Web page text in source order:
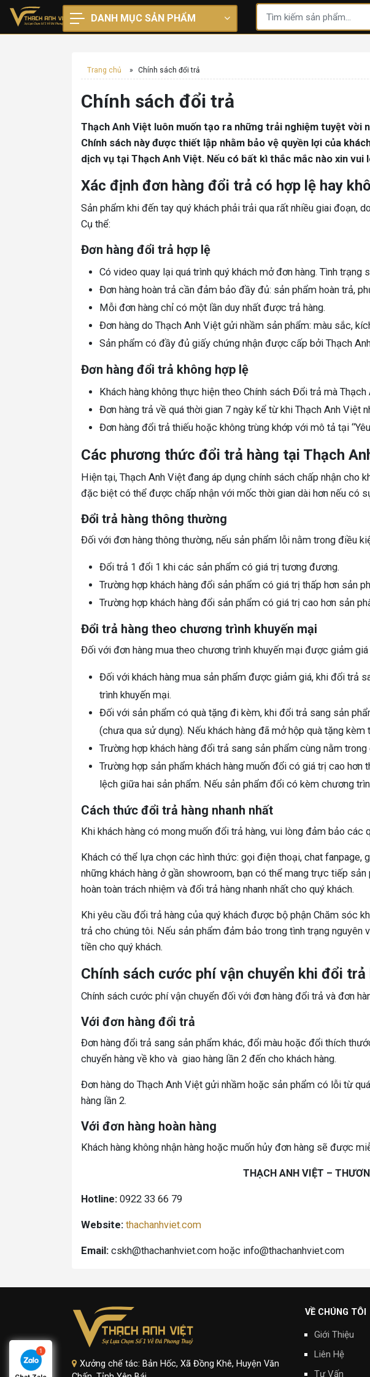
DANH MỤC SẢN PHẨM
Trang chủ » Chính sách đổi trả
Chính sách đổi trả
Thạch Anh Việt luôn muốn tạo ra những trải nghiệm tuyệt vời
Chính sách này được thiết lập nhằm bảo vệ quyền lợi của
dịch vụ tại Thạch Anh Việt. Nếu có bất kì thắc mắc nào xin
Xác định đơn hàng đổi trả có hợp lệ hay
Sản phẩm khi đến tay quý khách phải trải qua rất nhiều giai đoạn,
Cụ thể:
Đơn hàng đổi trả hợp lệ
Có video quay lại quá trình quý khách mở đơn hàng. Tình
Đơn hàng hoàn trả cần đảm bảo đầy đủ: sản phẩm hoàn trả,
Mỗi đơn hàng chỉ có một lần duy nhất được trả hàng.
Đơn hàng do Thạch Anh Việt gửi nhầm sản phẩm: màu sắc,
Sản phẩm có đầy đủ giấy chứng nhận được cấp bởi Thạch
Đơn hàng đổi trả không hợp lệ
Khách hàng không thực hiện theo Chính sách Đổi trả mà
Đơn hàng trả về quá thời gian 7 ngày kể từ khi Thạch Anh Việt
Đơn hàng đổi trả thiếu hoặc không trùng khớp với mô tả tại
Các phương thức đổi trả hàng tại Thạch
Hiện tại, Thạch Anh Việt đang áp dụng chính sách chấp nhận cho
đặc biệt có thể được chấp nhận với mốc thời gian dài hơn nếu có
Đổi trả hàng thông thường
Đối với đơn hàng thông thường, nếu sản phẩm lỗi nằm trong điều
Đổi trả 1 đổi 1 khi các sản phẩm có giá trị tương đương.
Trường hợp khách hàng đổi sản phẩm có giá trị thấp hơn sản
Trường hợp khách hàng đổi sản phẩm có giá trị cao hơn sản
Đổi trả hàng theo chương trình khuyến mại
Đối với đơn hàng mua theo chương trình khuyến mại được giảm
Đối với khách hàng mua sản phẩm được giảm giá, khi đổi trả
trình khuyến mại.
Đối với sản phẩm có quà tặng đi kèm, khi đổi trả sang sản
(chưa qua sử dụng). Nếu khách hàng đã mở hộp quà tặng
Trường hợp khách hàng đổi trả sang sản phẩm cùng nằm
Trường hợp sản phẩm khách hàng muốn đổi có giá trị cao
lệch giữa hai sản phẩm. Nếu sản phẩm đổi có kèm chương
Cách thức đổi trả hàng nhanh nhất
Khi khách hàng có mong muốn đổi trả hàng, vui lòng đảm bảo các
Khách có thể lựa chọn các hình thức: gọi điện thoại, chat
những khách hàng ở gần showroom, bạn có thể mang trực tiếp
hoàn toàn trách nhiệm và đổi trả hàng nhanh nhất cho quý khách.
Khi yêu cầu đổi trả hàng của quý khách được bộ phận Chăm sóc
trả cho chúng tôi. Nếu sản phẩm đảm bảo trong tình trạng
tiền cho quý khách.
Chính sách cước phí vận chuyển khi đổi trả
Chính sách cước phí vận chuyển đối với đơn hàng đổi trả và đơn
Với đơn hàng đổi trả
Đơn hàng đổi trả sang sản phẩm khác, đổi màu hoặc đổi thích
chuyển hàng về kho và giao hàng lần 2 đến cho khách hàng.
Đơn hàng do Thạch Anh Việt gửi nhầm hoặc sản phẩm có lỗi từ
hàng lần 2.
Với đơn hàng hoàn hàng
Khách hàng không nhận hàng hoặc muốn hủy đơn hàng sẽ được
THẠCH ANH VIỆT –
Hotline: 0922 33 66 79
Website: thachanhviet.com
Email: cskh@thachanhviet.com hoặc info@thachanhviet.com
Xưởng chế tác: Bản Hốc, Xã Đồng Khê, Huyện Văn
VỀ CHÚNG TÔI
Giới Thiệu
Liên Hệ
Tư Vấn